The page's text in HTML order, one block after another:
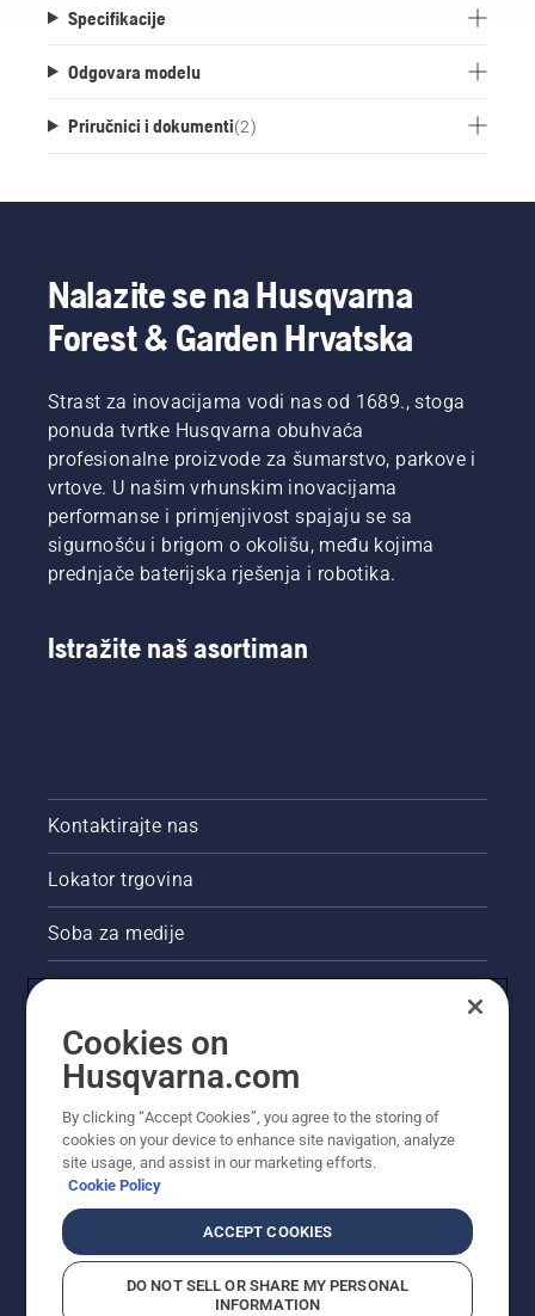
Specifikacije
Odgovara modelu
Priručnici i dokumenti(2)
Nalazite se na Husqvarna
Forest & Garden Hrvatska
Strast za inovacijama vodi nas od 1689., stoga
ponuda tvrtke Husqvarna obuhvaća
profesionalne proizvode za šumarstvo, parkove i
vrtove. U našim vrhunskim inovacijama
performanse i primjenjivost spajaju se sa
sigurnošću i brigom o okolišu, među kojima
prednjače baterijska rješenja i robotika.
Istražite naš asortiman
Kontaktirajte nas
Lokator trgovina
Soba za medije
Akcije
Pravne informacije o proizvodu
Ostale stranice tvrtke Husqvarna
Cookies on
Husqvarna.com
By clicking “Accept Cookies”, you agree to the storing of
cookies on your device to enhance site navigation, analyze
site usage, and assist in our marketing efforts.
Cookie Policy
ACCEPT COOKIES
DO NOT SELL OR SHARE MY PERSONAL
INFORMATION